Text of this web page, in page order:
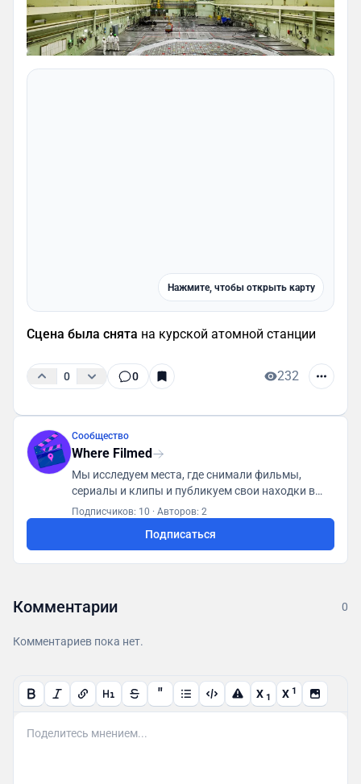
Нажмите, чтобы открыть карту
Сцена была снята на курской атомной станции
0 0 232
Сообщество
Where Filmed
Мы исследуем места, где снимали фильмы,
сериалы и клипы и публикуем свои находки в
базу данных доступную всем пользователям
Подписчиков: 10 · Авторов: 2
Подписаться
Комментарии 0
Комментариев пока нет.
" X 1 X 1